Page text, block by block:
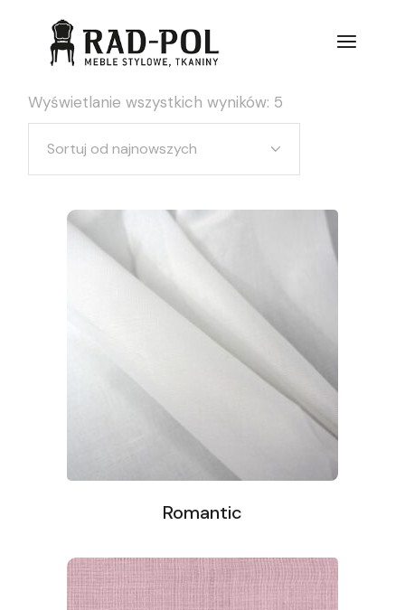
Wyświetlanie wszystkich wyników: 5
Sortuj od najnowszych
Romantic